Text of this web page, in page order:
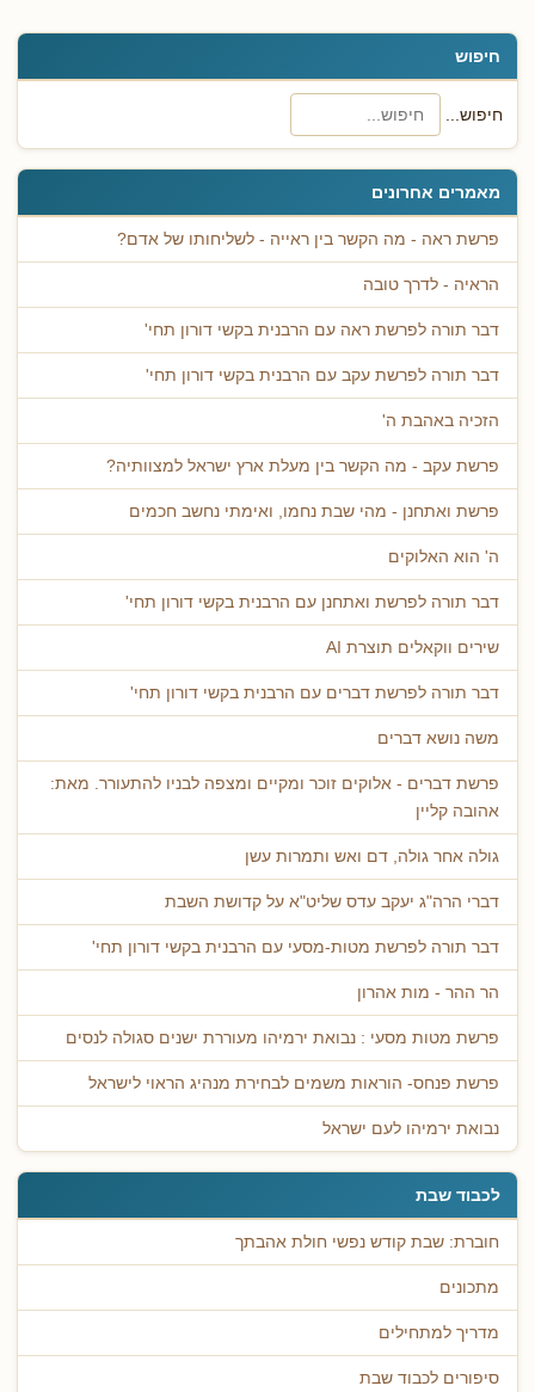
חיפוש
חיפוש...
מאמרים אחרונים
פרשת ראה - מה הקשר בין ראייה - לשליחותו של אדם?
הראיה - לדרך טובה
דבר תורה לפרשת ראה עם הרבנית בקשי דורון תחי'
דבר תורה לפרשת עקב עם הרבנית בקשי דורון תחי'
הזכיה באהבת ה'
פרשת עקב - מה הקשר בין מעלת ארץ ישראל למצוותיה?
פרשת ואתחנן - מהי שבת נחמו, ואימתי נחשב חכמים
ה' הוא האלוקים
דבר תורה לפרשת ואתחנן עם הרבנית בקשי דורון תחי'
שירים ווקאלים תוצרת AI
דבר תורה לפרשת דברים עם הרבנית בקשי דורון תחי'
משה נושא דברים
פרשת דברים - אלוקים זוכר ומקיים ומצפה לבניו להתעורר. מאת:
אהובה קליין
גולה אחר גולה, דם ואש ותמרות עשן
דברי הרה"ג יעקב עדס שליט"א על קדושת השבת
דבר תורה לפרשת מטות-מסעי עם הרבנית בקשי דורון תחי'
הר ההר - מות אהרון
פרשת מטות מסעי : נבואת ירמיהו מעוררת ישנים סגולה לנסים
פרשת פנחס- הוראות משמים לבחירת מנהיג הראוי לישראל
נבואת ירמיהו לעם ישראל
לכבוד שבת
חוברת: שבת קודש נפשי חולת אהבתך
מתכונים
מדריך למתחילים
סיפורים לכבוד שבת